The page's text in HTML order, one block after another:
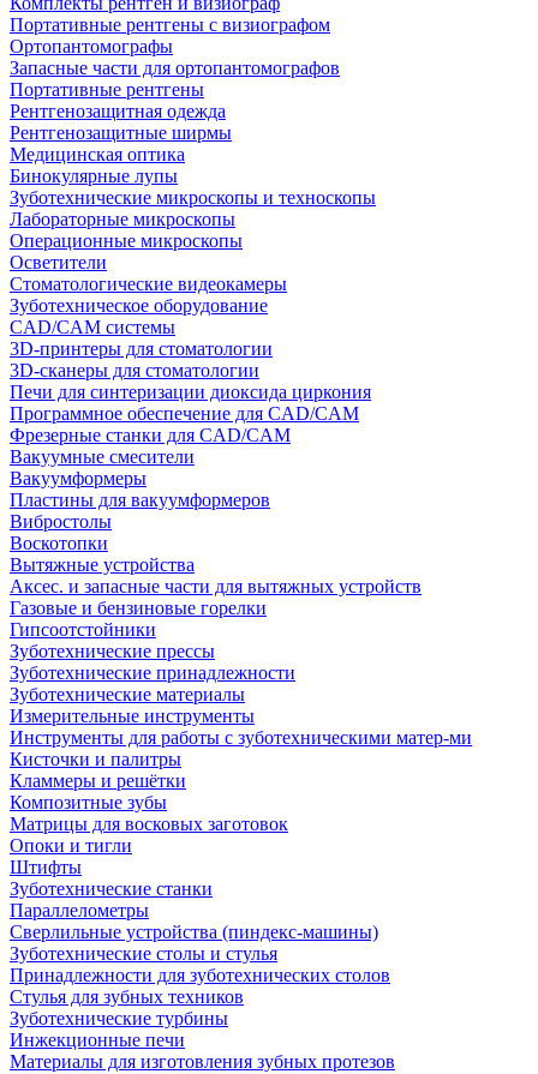
Портативные рентгены с визиографом
Ортопантомографы
Запасные части для ортопантомографов
Портативные рентгены
Рентгенозащитная одежда
Рентгенозащитные ширмы
Медицинская оптика
Бинокулярные лупы
Зуботехнические микроскопы и техноскопы
Лабораторные микроскопы
Операционные микроскопы
Осветители
Стоматологические видеокамеры
Зуботехническое оборудование
CAD/CAM системы
3D-принтеры для стоматологии
3D-сканеры для стоматологии
Печи для синтеризации диоксида циркония
Программное обеспечение для CAD/CAM
Фрезерные станки для CAD/CAM
Вакуумные смесители
Вакуумформеры
Пластины для вакуумформеров
Вибростолы
Воскотопки
Вытяжные устройства
Аксес. и запасные части для вытяжных устройств
Газовые и бензиновые горелки
Гипсоотстойники
Зуботехнические прессы
Зуботехнические принадлежности
Зуботехнические материалы
Измерительные инструменты
Инструменты для работы с зуботехническими матер-ми
Кисточки и палитры
Кламмеры и решётки
Композитные зубы
Матрицы для восковых заготовок
Опоки и тигли
Штифты
Зуботехнические станки
Параллелометры
Сверлильные устройства (пиндекс-машины)
Зуботехнические столы и стулья
Принадлежности для зуботехнических столов
Стулья для зубных техников
Зуботехнические турбины
Инжекционные печи
Материалы для изготовления зубных протезов